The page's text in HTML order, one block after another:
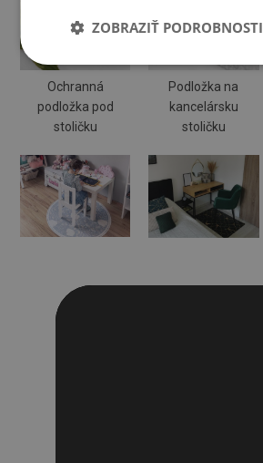
Ochranná
podložka pod
stoličku
Podložka na
kancelársku
stoličku
ZOBRAZIŤ PODROBNOSTI